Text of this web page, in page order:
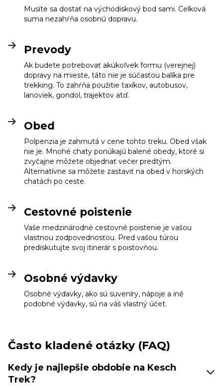
Musíte sa dostať na východiskový bod sami. Celková
suma nezahŕňa osobnú dopravu.
Prevody
Ak budete potrebovať akúkoľvek formu (verejnej)
dopravy na mieste, táto nie je súčasťou balíka pre
trekking. To zahŕňa použitie taxíkov, autobusov,
lanoviek, gondol, trajektov atď.
Obed
Polpenzia je zahrnutá v cene tohto treku. Obed však
nie je. Mnohé chaty ponúkajú balené obedy, ktoré si
zvyčajne môžete objednať večer predtým.
Alternatívne sa môžete zastaviť na obed v horských
chatách po ceste.
Cestovné poistenie
Vaše medzinárodné cestovné poistenie je vašou
vlastnou zodpovednosťou. Pred vašou túrou
prediskutujte svoj itinerár s poisťovňou.
Osobné výdavky
Osobné výdavky, ako sú suveníry, nápoje a iné
podobné výdavky, sú na váš vlastný účet.
Často kladené otázky (FAQ)
Kedy je najlepšie obdobie na Kesch
Trek?